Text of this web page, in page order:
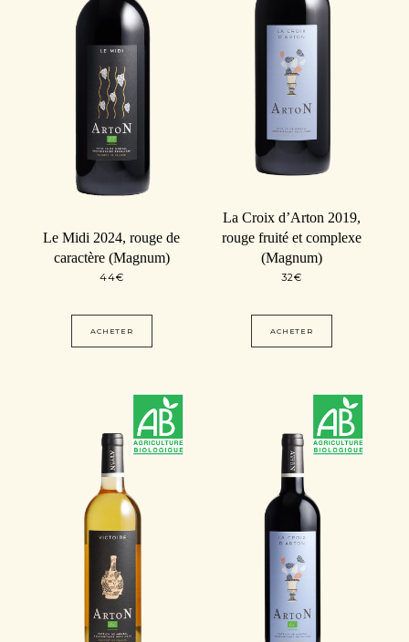
Le Midi 2024, rouge de
caractère (Magnum)
44€
ACHETER
La Croix d’Arton 2019,
rouge fruité et complexe
(Magnum)
32€
ACHETER